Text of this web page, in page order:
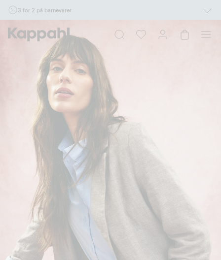
3 for 2 på barnevarer
17/8 i butikk & online for deg som er eller blir medlem. Kan ikke kombineres med
andre tilbud eller rabatter.
Handle nå